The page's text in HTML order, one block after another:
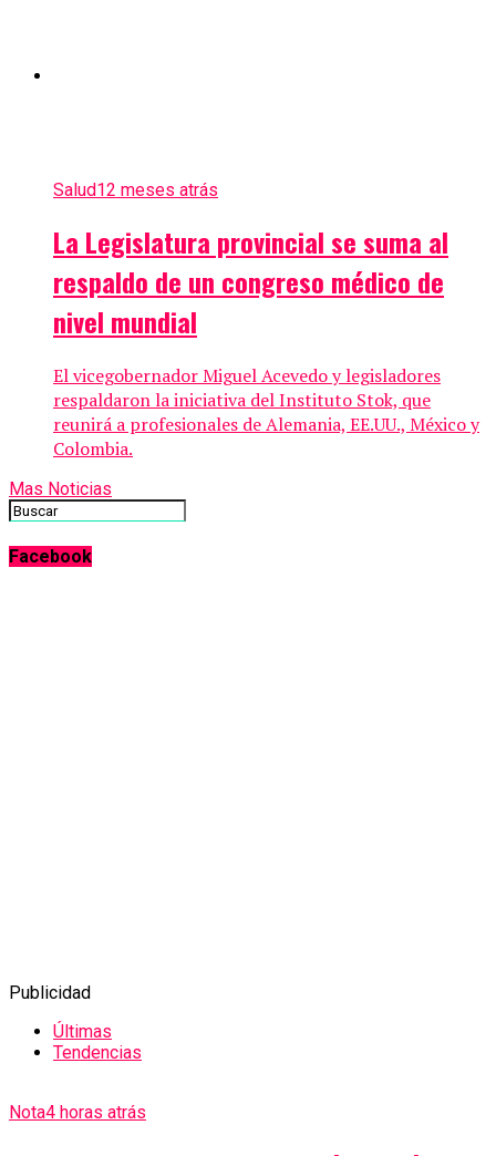
Salud12 meses atrás
La Legislatura provincial se suma al
respaldo de un congreso médico de
nivel mundial
El vicegobernador Miguel Acevedo y legisladores
respaldaron la iniciativa del Instituto Stok, que
reunirá a profesionales de Alemania, EE.UU., México y
Colombia.
Mas Noticias
Facebook
Publicidad
Últimas
Tendencias
Nota4 horas atrás